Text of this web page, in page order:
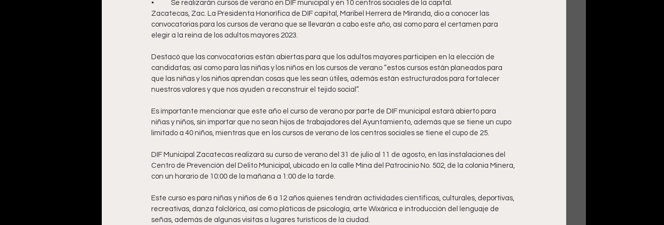
•	Se realizarán cursos de verano en DIF municipal y en 10 centros sociales de la capital.
Zacatecas, Zac. La Presidenta Honorífica de DIF capital, Maribel Herrera de Miranda, dio a conocer las
convocatorias para los cursos de verano que se llevarán a cabo este año, así como para el certamen para
elegir a la reina de los adultos mayores 2023.
Destacó que las convocatorias están abiertas para que los adultos mayores participen en la elección de
candidatas; así como para las niñas y los niños en los cursos de verano “estos cursos están planeados para
que las niñas y los niños aprendan cosas que les sean útiles, además están estructurados para fortalecer
nuestros valores y que nos ayuden a reconstruir el tejido social”.
Es importante mencionar que este año el curso de verano por parte de DIF municipal estará abierto para
niñas y niños, sin importar que no sean hijos de trabajadores del Ayuntamiento, además que se tiene un cupo
limitado a 40 niños, mientras que en los cursos de verano de los centros sociales se tiene el cupo de 25.
DIF Municipal Zacatecas realizará su curso de verano del 31 de julio al 11 de agosto, en las instalaciones del
Centro de Prevención del Delito Municipal, ubicado en la calle Mina del Patrocinio No. 502, de la colonia Minera,
con un horario de 10:00 de la mañana a 1:00 de la tarde.
Este curso es para niñas y niños de 6 a 12 años quienes tendrán actividades científicas, culturales, deportivas,
recreativas, danza folclórica, así como pláticas de psicología, arte Wixárica e introducción del lenguaje de
señas, además de algunas visitas a lugares turísticos de la ciudad.